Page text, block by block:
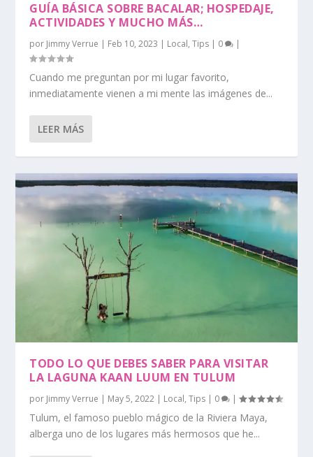
GUÍA BÁSICA SOBRE BACALAR; HOSPEDAJE,
ACTIVIDADES Y MUCHO MÁS…
por Jimmy Verrue | Feb 10, 2023 | Local,Tips | 0 |
Cuando me preguntan por mi lugar favorito,
inmediatamente vienen a mi mente las imágenes de...
LEER MÁS
TODO LO QUE DEBES SABER PARA VISITAR
LA LAGUNA KAAN LUUM EN TULUM
por Jimmy Verrue | May 5, 2022 | Local,Tips | 0 |
Tulum, el famoso pueblo mágico de la Riviera Maya,
alberga uno de los lugares más hermosos que he...